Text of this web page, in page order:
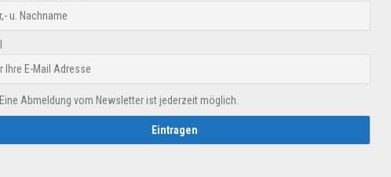
Eine Abmeldung vom Newsletter ist jederzeit möglich.